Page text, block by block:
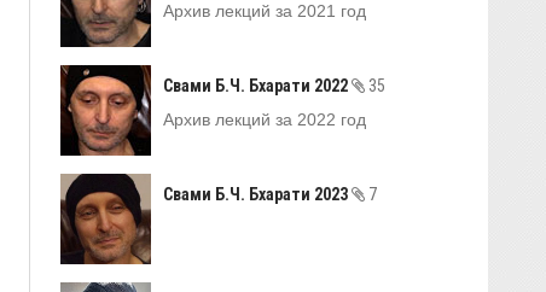
Архив лекций за 2021 год
Свами Б.Ч. Бхарати 2022
35
Архив лекций за 2022 год
Свами Б.Ч. Бхарати 2023 7